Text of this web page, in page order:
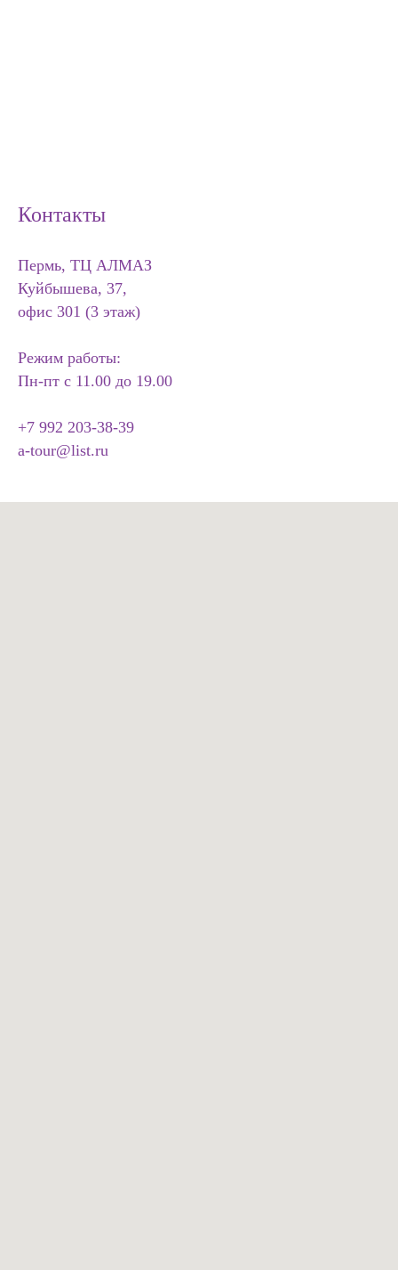
Контакты
Пермь, ТЦ АЛМАЗ
Куйбышева, 37,
офис 301 (3 этаж)
Режим работы:
Пн-пт с 11.00 до 19.00
+7 992 203-38-39
a-tour@list.ru